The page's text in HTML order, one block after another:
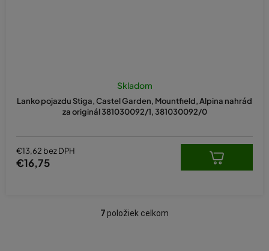
Lanko pojazdu Stiga, Castel Garden, Mountfield, Alpina nahrád
za originál 381030092/1, 381030092/0
Skladom
€13,62 bez DPH
€16,75
O
7položiek celkom